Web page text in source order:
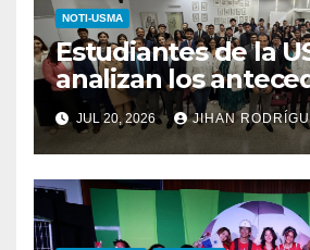
NOTI-USMA
Estudiantes de la
analizan los
del Derecho
diputada invitada
JUL 20, 2026 JIHAN